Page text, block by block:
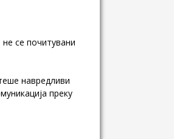
се почитувани
навредливи
преку